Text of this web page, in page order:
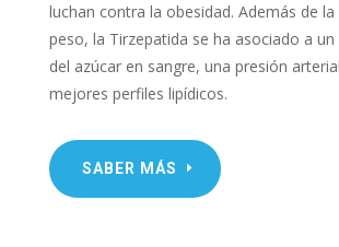
luchan contra la obesidad. Además de la
peso, la Tirzepatida se ha asociado a
del azúcar en sangre, una presión
mejores perfiles lipídicos.
SABER MÁS